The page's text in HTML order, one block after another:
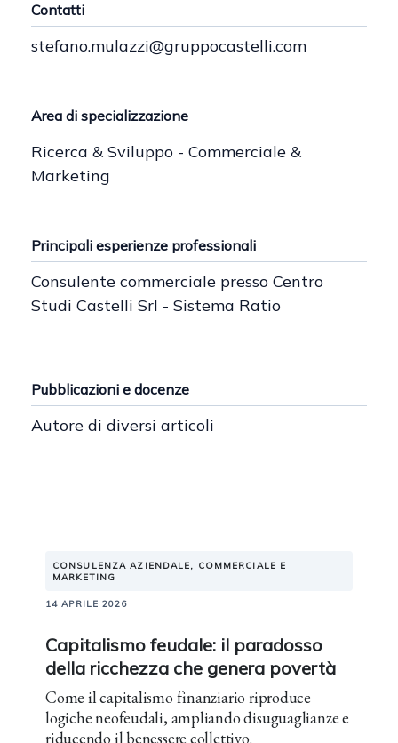
Contatti
stefano.mulazzi@gruppocastelli.com
Area di specializzazione
Ricerca & Sviluppo - Commerciale &
Marketing
Principali esperienze professionali
Consulente commerciale presso Centro
Studi Castelli Srl - Sistema Ratio
Pubblicazioni e docenze
Autore di diversi articoli
CONSULENZA AZIENDALE, COMMERCIALE E
MARKETING
14 APRILE 2026
Capitalismo feudale: il paradosso
della ricchezza che genera povertà
Come il capitalismo finanziario riproduce
logiche neofeudali, ampliando disuguaglianze e
riducendo il benessere collettivo.